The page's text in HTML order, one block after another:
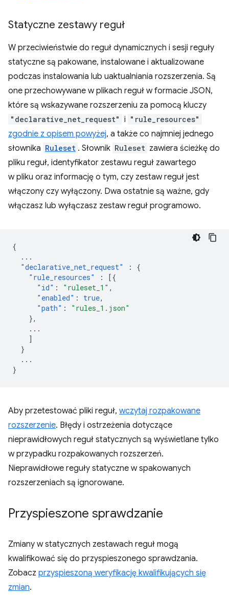
Statyczne zestawy reguł
W przeciwieństwie do reguł dynamicznych i sesji reguły
statyczne są pakowane, instalowane i aktualizowane
podczas instalowania lub uaktualniania rozszerzenia. Są
one przechowywane w plikach reguł w formacie JSON,
które są wskazywane rozszerzeniu za pomocą kluczy
"declarative_net_request" i "rule_resources"
zgodnie z opisem powyżej, a także co najmniej jednego
słownika Ruleset . Słownik Ruleset zawiera ścieżkę do
pliku reguł, identyfikator zestawu reguł zawartego
w pliku oraz informację o tym, czy zestaw reguł jest
włączony czy wyłączony. Dwa ostatnie są ważne, gdy
włączasz lub wyłączasz zestaw reguł programowo.
{
...
"declarative_net_request"
:
{
"rule_resources"
:
[{
"id" : "ruleset_1" ,
"enabled" : true,
"path" :
"rules_1.json"
},
...
]
}
...
}
Aby przetestować pliki reguł, wczytaj rozpakowane
rozszerzenie. Błędy i ostrzeżenia dotyczące
nieprawidłowych reguł statycznych są wyświetlane tylko
w przypadku rozpakowanych rozszerzeń.
Nieprawidłowe reguły statyczne w spakowanych
rozszerzeniach są ignorowane.
Przyspieszone sprawdzanie
Zmiany w statycznych zestawach reguł mogą
kwalifikować się do przyspieszonego sprawdzania.
Zobacz przyspieszoną weryfikację kwalifikujących się
zmian.